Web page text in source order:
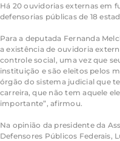
Há 20 ouvidorias externas em
defensorias públicas de 18
Para a deputada Fernanda
a existência de ouvidoria
controle social, uma vez que
instituição e são eleitos pelos
órgão do sistema judicial que
carreira, que não tem aquele
importante”, afirmou.
Na opinião da presidente da
Defensores Públicos Federais,